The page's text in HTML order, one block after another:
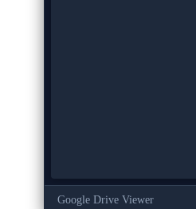
Google Drive Viewer